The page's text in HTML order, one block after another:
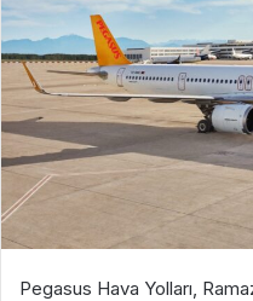
Pegasus Hava Yolları,